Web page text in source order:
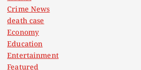
Crime News
death case
Economy
Education
Entertainment
Featured